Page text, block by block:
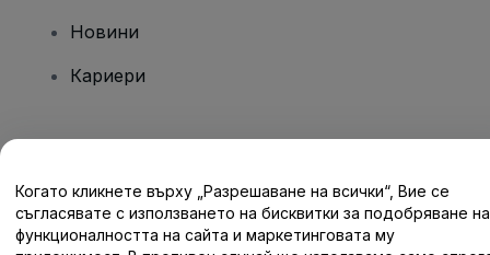
Новини
Кариери
Помощен център / Свържете се с нас
Когато кликнете върху „Разрешаване на всички“, Вие се
съгласявате с използването на бисквитки за подобряване на
функционалността на сайта и маркетинговата му